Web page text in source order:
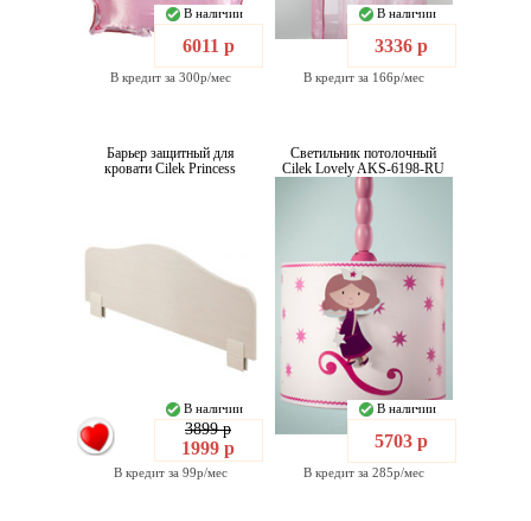
В наличии
6011 р
В кредит за 300р/мес
В наличии
3336 р
В кредит за 166р/мес
Барьер защитный для
кровати Cilek Princess
В наличии
3899 р
1999 р
В кредит за 99р/мес
Светильник потолочный
Cilek Lovely AKS-6198-RU
В наличии
5703 р
В кредит за 285р/мес